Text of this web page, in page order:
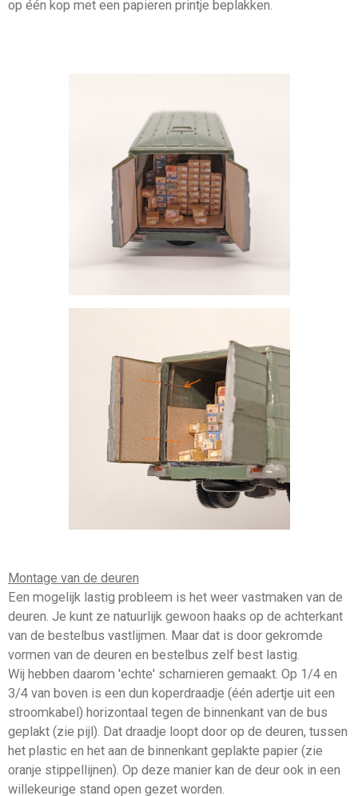
op één kop met een papieren printje beplakken.
Montage van de deuren
Een mogelijk lastig probleem is het weer vastmaken van de
deuren. Je kunt ze natuurlijk gewoon haaks op de achterkant
van de bestelbus vastlijmen. Maar dat is door gekromde
vormen van de deuren en bestelbus zelf best lastig.
Wij hebben daarom 'echte' scharnieren gemaakt. Op 1/4 en
3/4 van boven is een dun koperdraadje (één adertje uit een
stroomkabel) horizontaal tegen de binnenkant van de bus
geplakt (zie pijl). Dat draadje loopt door op de deuren, tussen
het plastic en het aan de binnenkant geplakte papier (zie
oranje stippellijnen). Op deze manier kan de deur ook in een
willekeurige stand open gezet worden.